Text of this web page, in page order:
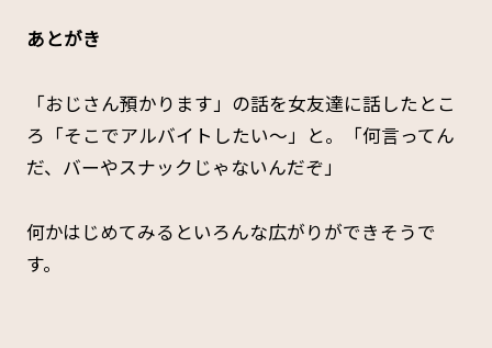
あとがき
「おじさん預かります」の話を女友達に話したとこ
ろ「そこでアルバイトしたい～」と。「何言ってん
だ、バーやスナックじゃないんだぞ」
何かはじめてみるといろんな広がりができそうで
す。